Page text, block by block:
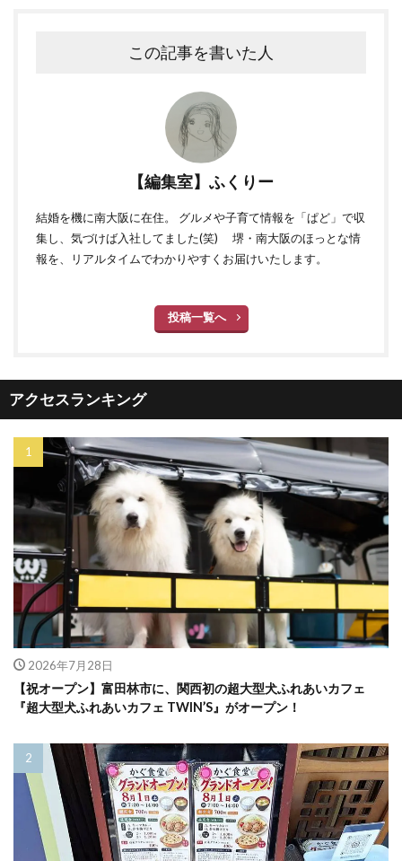
この記事を書いた人
【編集室】ふくりー
結婚を機に南大阪に在住。 グルメや子育て情報を「ぱど」で収
集し、気づけば入社してました(笑) 堺・南大阪のほっとな情
報を、リアルタイムでわかりやすくお届けいたします。
投稿一覧へ
アクセスランキング
2026年7月28日
【祝オープン】富田林市に、関西初の超大型犬ふれあいカフェ
『超大型犬ふれあいカフェ TWIN’S』がオープン！